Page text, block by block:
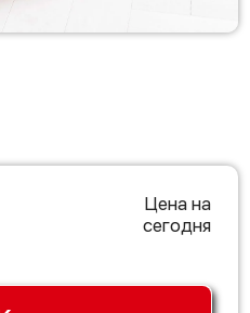
Цена на
сегодня